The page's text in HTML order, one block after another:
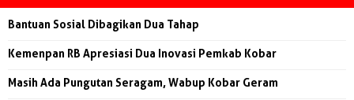
Bantuan Sosial Dibagikan Dua Tahap
Kemenpan RB Apresiasi Dua Inovasi Pemkab Kobar
Masih Ada Pungutan Seragam, Wabup Kobar Geram